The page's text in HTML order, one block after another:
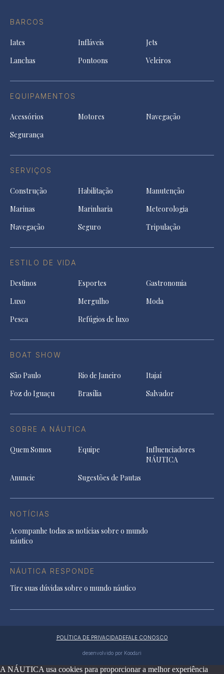
BARCOS
Iates Infláveis
Jets
Lanchas
Pontoons Veleiros
EQUIPAMENTOS
Acessórios Motores
Navegação
Segurança
SERVIÇOS
Construção Habilitação
Manutenção
Marinas
Marinharia
Meteorologia
Navegação
Seguro Tripulação
ESTILO DE VIDA
Destinos Esportes
Gastronomia
Luxo
Mergulho
Moda
Pesca
Refúgios de luxo
BOAT SHOW
São Paulo Rio de Janeiro
Itajaí
Foz do Iguaçu
Brasília Salvador
SOBRE A NÁUTICA
Quem Somos Equipe
Influenciadores
NÁUTICA
Anuncie
Sugestões de Pautas
NOTÍCIAS
Acompanhe todas as notícias sobre o mundo
náutico
NÁUTICA RESPONDE
Tire suas dúvidas sobre o mundo náutico
POLÍTICA DE PRIVACIDADEFALE CONOSCO
desenvolvido por Koodari
A NÁUTICA usa cookies para proporcionar a melhor experiência